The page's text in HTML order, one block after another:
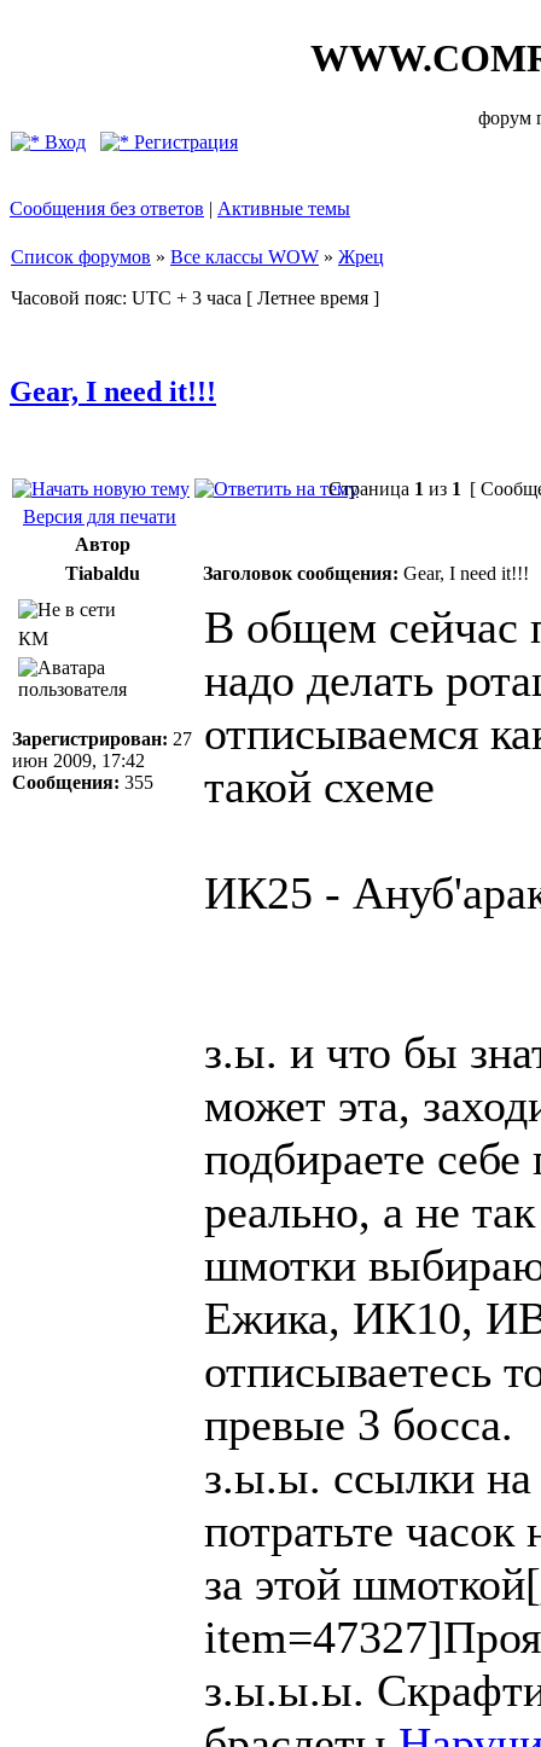
форум
Вход
Регистрация
Сообщения без ответов | Активные темы
Список форумов » Все классы WOW » Жрец
Часовой пояс: UTC + 3 часа [ Летнее время ]
Gear, I need it!!!
Страница 1 из 1 [
Версия для печати
Автор
Tiabaldu
Заголовок сообщения: Gear, I need it!!!
КМ
Зарегистрирован: 27
июн 2009, 17:42
Сообщения: 355
В общем сейчас
надо делать
отписываемся
такой схеме
ИК25 -
з.ы. и что бы
может эта,
подбираете себе
реально, а не
шмотки
Ежика, ИК10,
отписываетесь
превые 3 босса.
з.ы.ы. ссылки
потратьте
за этой
з.ы.ы.ы.